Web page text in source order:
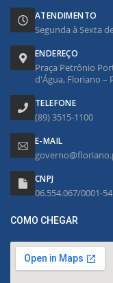
ATENDIMENTO
Segunda à Sexta
ENDEREÇO
Praça Petrônio
d'Água, Floriano –
TELEFONE
(89) 3515-1100
E-MAIL
CNPJ
06.554.067/0001-54
COMO CHEGAR